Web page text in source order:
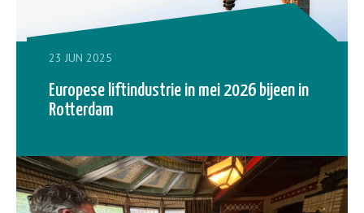
23 JUN 2025
Europese liftindustrie in mei 2026 bijeen in
Rotterdam